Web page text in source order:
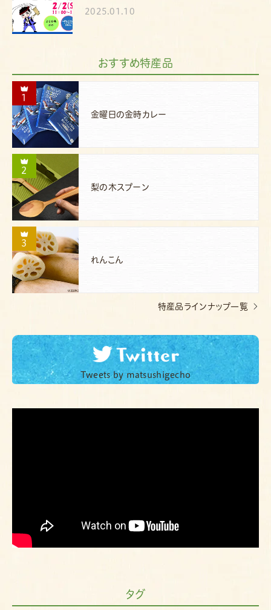
2025.01.10
おすすめ特産品
1
金曜日の金時カレー
2
梨の木スプーン
3
れんこん
特産品ラインナップ一覧
Tweets by matsushigecho
タグ